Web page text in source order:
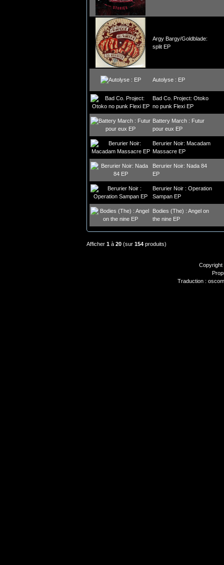
Argy Bargy/Goldblade:
split EP
Autolyse : EP
Bad Co. Project: Otoko
no punk Flexi EP
Battery March : Futur
pour eux EP
Berurier Noir: Macadam
Massacre EP
Berurier Noir: Nada 84
EP
Berurier Noir : Operation
Sampan EP
Bodies (The) : Angel on
the nine EP
Afficher1 à20 (sur154 produits)
Traduction :